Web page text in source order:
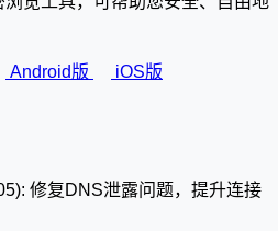
Android版 iOS版
修复DNS泄露问题，提升连接